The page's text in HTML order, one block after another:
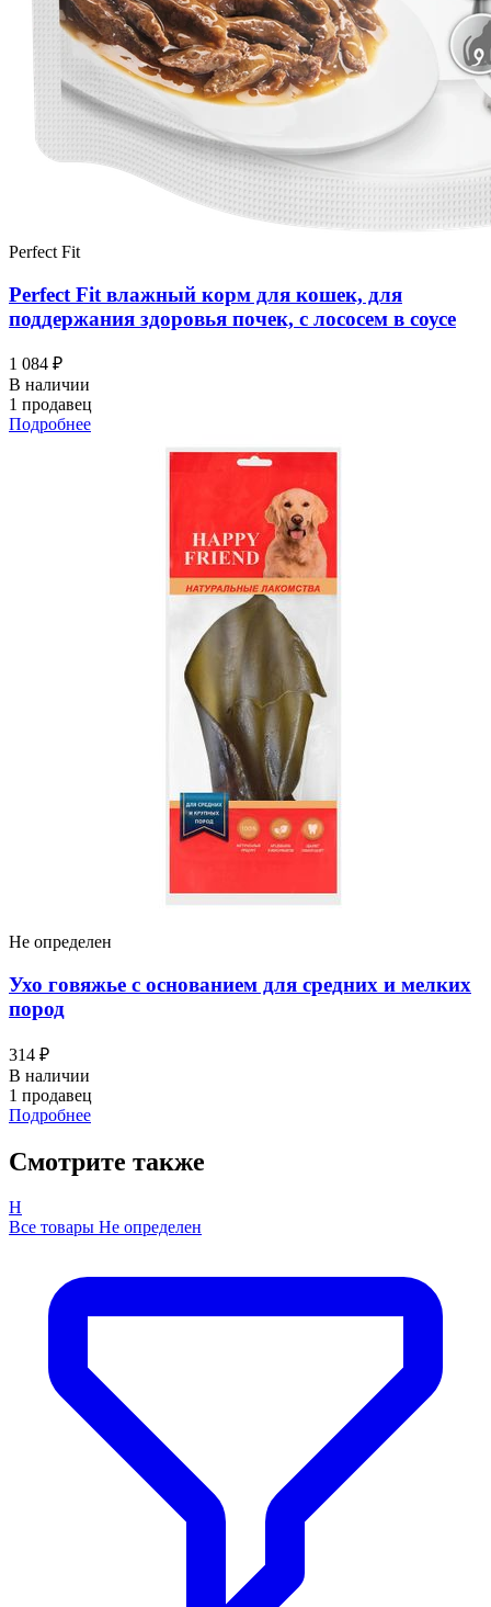
Perfect Fit
Perfect Fit влажный корм для кошек, для
поддержания здоровья почек, с лососем в соусе
1 084 ₽
В наличии
1 продавец
Подробнее
Не определен
Ухо говяжье с основанием для средних и мелких
пород
314 ₽
В наличии
1 продавец
Подробнее
Смотрите также
Н
Все товары Не определен